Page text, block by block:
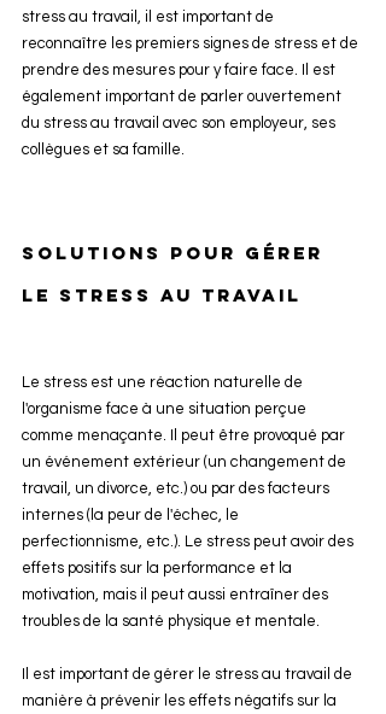
stress au travail, il est important de
reconnaître les premiers signes de stress et de
prendre des mesures pour y faire face. Il est
également important de parler ouvertement
du stress au travail avec son employeur, ses
collègues et sa famille.
Solutions pour gérer
le stress au travail
Le stress est une réaction naturelle de
l'organisme face à une situation perçue
comme menaçante. Il peut être provoqué par
un événement extérieur (un changement de
travail, un divorce, etc.) ou par des facteurs
internes (la peur de l'échec, le
perfectionnisme, etc.). Le stress peut avoir des
effets positifs sur la performance et la
motivation, mais il peut aussi entraîner des
troubles de la santé physique et mentale.
Il est important de gérer le stress au travail de
manière à prévenir les effets négatifs sur la